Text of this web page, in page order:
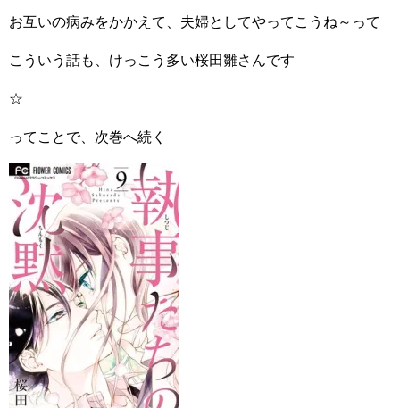
お互いの病みをかかえて、夫婦としてやってこうね～って
こういう話も、けっこう多い桜田雛さんです
☆
ってことで、次巻へ続く